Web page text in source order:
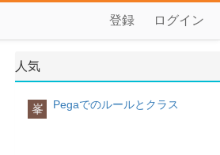
登録 ログイン
人気
峯 Pegaでのルールとクラス